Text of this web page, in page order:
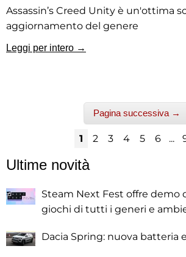
Assassin’s Creed Unity è un'ottima
aggiornamento del genere
Leggi per intero →
Pagina successiva →
1 2 3 4 5 6 ...
Ultime novità
Steam Next Fest offre demo
giochi di tutti i generi e
Dacia Spring: nuova batteria